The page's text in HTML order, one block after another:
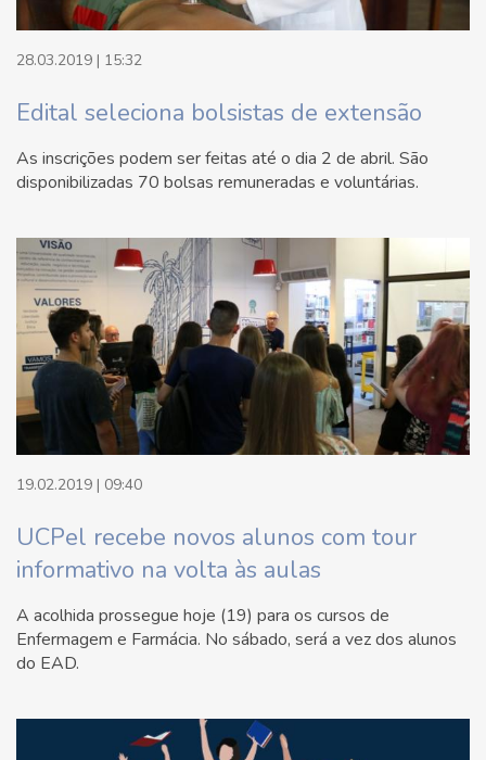
28.03.2019 | 15:32
Edital seleciona bolsistas de extensão
As inscrições podem ser feitas até o dia 2 de abril. São
disponibilizadas 70 bolsas remuneradas e voluntárias.
19.02.2019 | 09:40
UCPel recebe novos alunos com tour
informativo na volta às aulas
A acolhida prossegue hoje (19) para os cursos de
Enfermagem e Farmácia. No sábado, será a vez dos alunos
do EAD.